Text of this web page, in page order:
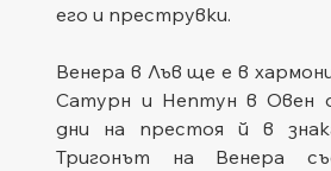
его и преструвки.
Венера в Лъв ще е в
Сатурн и Нептун в Овен
дни на престоя й в
Тригонът на Венера